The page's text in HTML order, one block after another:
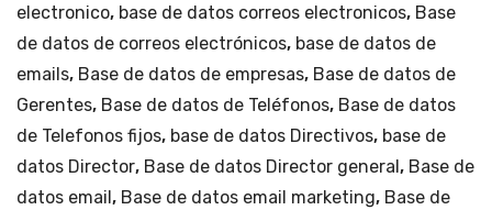
electronico, base de datos correos electronicos, Base
de datos de correos electrónicos, base de datos de
emails, Base de datos de empresas, Base de datos de
Gerentes, Base de datos de Teléfonos, Base de datos
de Telefonos fijos, base de datos Directivos, base de
datos Director, Base de datos Director general, Base de
datos email, Base de datos email marketing, Base de